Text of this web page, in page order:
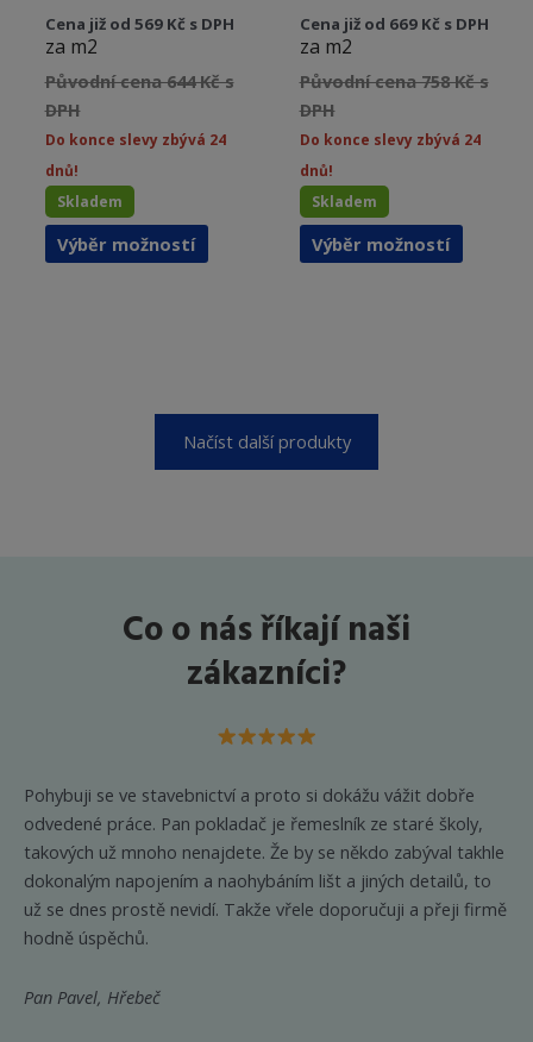
Cena již od 569 Kč s DPH
za m2
Původní cena 644 Kč s
DPH
Do konce slevy zbývá 24
dnů!
Skladem
Výběr možností
Tento
produkt
Cena již od 669 Kč s DPH
za m2
Původní cena 758 Kč s
DPH
Do konce slevy zbývá 24
dnů!
Skladem
Výběr možností
Tento
produkt
Načíst další produkty
Co o nás říkají naši
zákazníci?
Pohybuji se ve stavebnictví a proto si dokážu vážit dobře
odvedené práce. Pan pokladač je řemeslník ze staré školy,
takových už mnoho nenajdete. Že by se někdo zabýval takhle
dokonalým napojením a naohybáním lišt a jiných detailů, to
už se dnes prostě nevidí. Takže vřele doporučuji a přeji firmě
hodně úspěchů.
Pan Pavel, Hřebeč